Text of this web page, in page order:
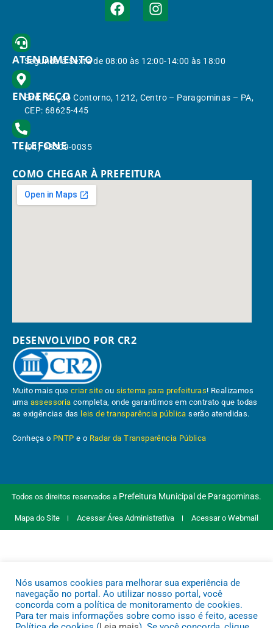
ATENDIMENTO
Segunda à Sexta de 08:00 às 12:00-14:00 às 18:00
ENDEREÇO
End.: Av. do Contorno, 1212, Centro – Paragominas – PA,
CEP: 68625-445
TELEFONE
(91) 98309-0035
COMO CHEGAR À PREFEITURA
DESENVOLVIDO POR CR2
Muito mais quecriar site ou sistema para prefeituras! Realizamos
uma assessoria completa, onde garantimos em contrato que todas
as exigências das leis de transparência pública serão atendidas.
Conheça o PNTP e o Radar da Transparência Pública
Todos os direitos reservados a Prefeitura Municipal de Paragominas.
Mapa do Site Acessar Área Administrativa Acessar o Webmail
Nós usamos cookies para melhorar sua experiência de
navegação no portal. Ao utilizar nosso portal, você
concorda com a política de monitoramento de cookies.
Para ter mais informações sobre como isso é feito, acesse